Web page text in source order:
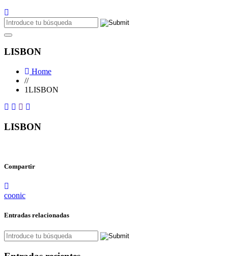
LISBON
Home
//
1LISBON
LISBON
Compartir
coonic
Entradas relacionadas